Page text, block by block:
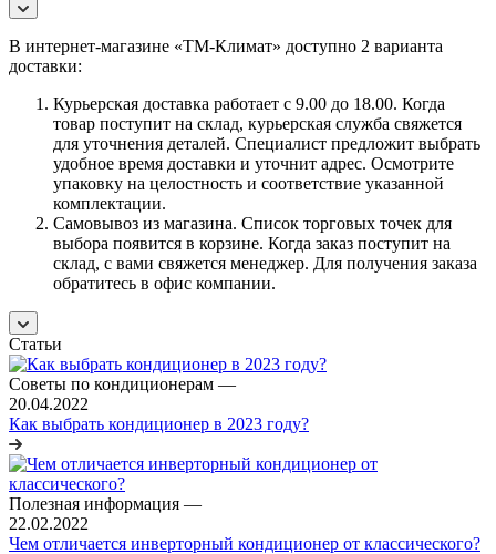
В интернет-магазине «ТМ-Климат» доступно 2 варианта
доставки:
Курьерская доставка работает с 9.00 до 18.00. Когда
товар поступит на склад, курьерская служба свяжется
для уточнения деталей. Специалист предложит выбрать
удобное время доставки и уточнит адрес. Осмотрите
упаковку на целостность и соответствие указанной
комплектации.
Самовывоз из магазина. Список торговых точек для
выбора появится в корзине. Когда заказ поступит на
склад, с вами свяжется менеджер. Для получения заказа
обратитесь в офис компании.
Статьи
Советы по кондиционерам —
20.04.2022
Как выбрать кондиционер в 2023 году?
Полезная информация —
22.02.2022
Чем отличается инверторный кондиционер от классического?